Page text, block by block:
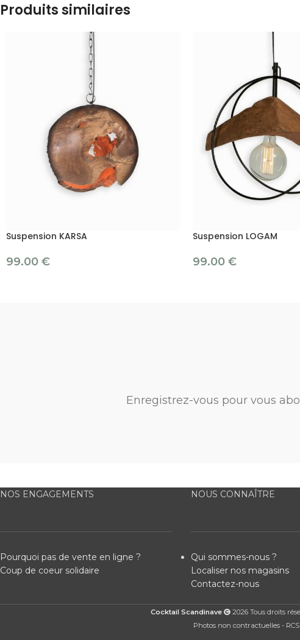
Produits similaires
Suspension KARSA
99.00 €
Suspension LOGAM
99.00 €
Enregistrez-vous pour vous
NOS ENGAGEMENTS
Pourquoi pas de vente en ligne ?
Coup de coeur solidaire
NOUS CONNAÎTRE
Qui sommes-nous ?
Localiser nos magasins
Contactez-nous
Cocktail Scandinave 2026 Tous droits
Photos non contractuelles -